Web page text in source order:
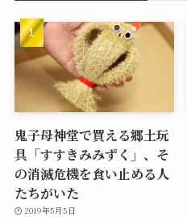
鬼子母神堂で買える郷土玩
具「すすきみみずく」、そ
の消滅危機を食い止める人
たちがいた
2019年5月5日